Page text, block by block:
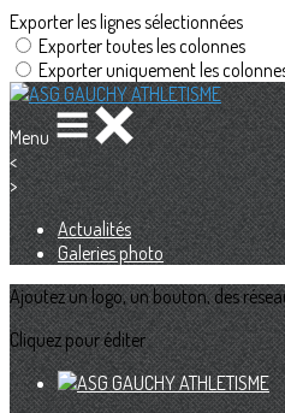
Exporter les lignes sélectionnées
Exporter toutes les colonnes
Exporter uniquement les
Menu
<
>
Actualités
Galeries photo
Ajoutez un logo, un bouton, des
Cliquez pour éditer